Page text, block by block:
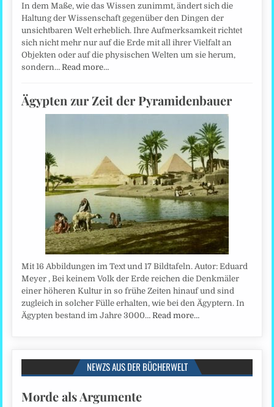
In dem Maße, wie das Wissen zunimmt, ändert sich die
Haltung der Wissenschaft gegenüber den Dingen der
unsichtbaren Welt erheblich. Ihre Aufmerksamkeit richtet
sich nicht mehr nur auf die Erde mit all ihrer Vielfalt an
Objekten oder auf die physischen Welten um sie herum,
sondern…Read more…
Ägypten zur Zeit der Pyramidenbauer
Mit 16 Abbildungen im Text und 17 Bildtafeln. Autor: Eduard
Meyer , Bei keinem Volk der Erde reichen die Denkmäler
einer höheren Kultur in so frühe Zeiten hinauf und sind
zugleich in solcher Fülle erhalten, wie bei den Ägyptern. In
Ägypten bestand im Jahre 3000…Read more…
NEWZS AUS DER BÜCHERWELT
Morde als Argumente